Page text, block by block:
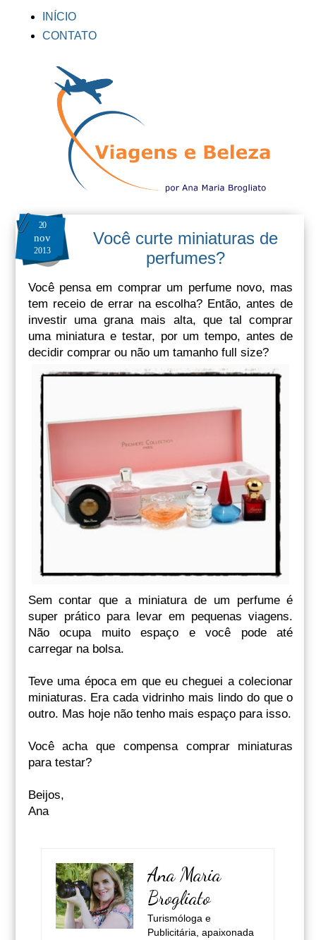
INÍCIO
CONTATO
20
nov
2013
Você curte miniaturas de
perfumes?
Você pensa em comprar um perfume novo, mas
tem receio de errar na escolha? Então, antes de
investir uma grana mais alta, que tal comprar
uma miniatura e testar, por um tempo, antes de
decidir comprar ou não um tamanho full size?
Sem contar que a miniatura de um perfume é
super prático para levar em pequenas viagens.
Não ocupa muito espaço e você pode até
carregar na bolsa.
Teve uma época em que eu cheguei a colecionar
miniaturas. Era cada vidrinho mais lindo do que o
outro. Mas hoje não tenho mais espaço para isso.
Você acha que compensa comprar miniaturas
para testar?
Beijos,
Ana
Ana Maria
Brogliato
Turismóloga e
Publicitária, apaixonada